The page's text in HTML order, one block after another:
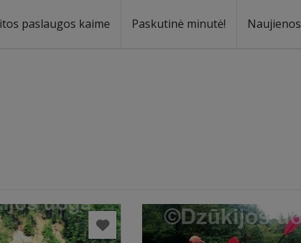
paslaugos kaime Paskutinė minutė! Naujienos